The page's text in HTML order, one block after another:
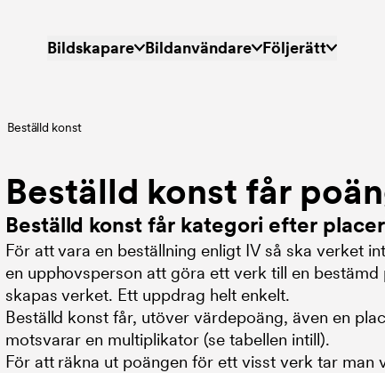
Huvudmeny
Bildskapare Bildanvändare Följerätt
Beställd konst
Beställd konst får
Beställd konst får kategori efter
För att vara en beställning enligt IV så ska verket
en upphovsperson att göra ett verk till en
skapas verket. Ett uppdrag helt enkelt.
Beställd konst får, utöver värdepoäng, även en
motsvarar en multiplikator (se tabellen intill).
För att räkna ut poängen för ett visst verk tar